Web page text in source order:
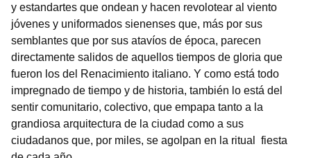
y estandartes que ondean y hacen revolotear al viento
jóvenes y uniformados sienenses que, más por sus
semblantes que por sus atavíos de época, parecen
directamente salidos de aquellos tiempos de gloria que
fueron los del Renacimiento italiano. Y como está todo
impregnado de tiempo y de historia, también lo está del
sentir comunitario, colectivo, que empapa tanto a la
grandiosa arquitectura de la ciudad como a sus
ciudadanos que, por miles, se agolpan en la ritual fiesta